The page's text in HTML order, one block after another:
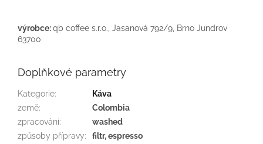
výrobce:qb coffee s.r.o., Jasanová 792/9, Brno Jundrov
63700
Doplňkové parametry
Kategorie:
Káva
země:
Colombia
zpracování:
washed
způsoby přípravy:
filtr, espresso